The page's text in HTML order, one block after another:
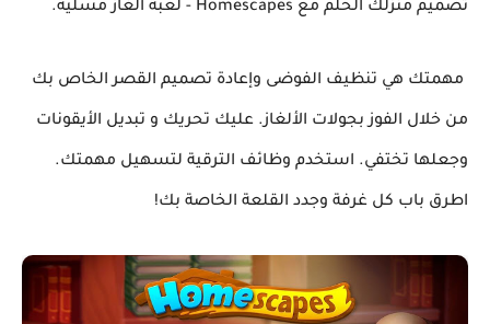
تصميم منزلك الحلم مع Homescapes - لعبة ألغاز مسلية.
مهمتك هي تنظيف الفوضى وإعادة تصميم القصر الخاص بك
من خلال الفوز بجولات الألغاز. عليك تحريك و تبديل الأيقونات
وجعلها تختفي. استخدم وظائف الترقية لتسهيل مهمتك.
اطرق باب كل غرفة وجدد القلعة الخاصة بك!